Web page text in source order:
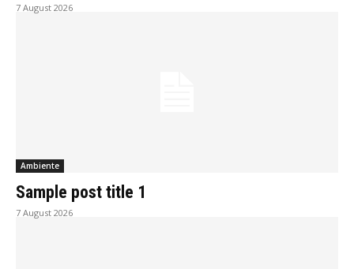
7 August 2026
Ambiente
Sample post title 1
7 August 2026